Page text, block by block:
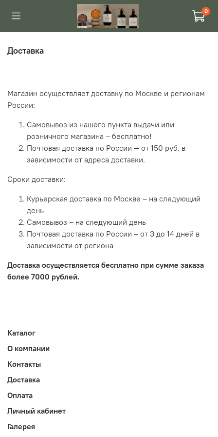
0
Доставка
Магазин осуществляет доставку по Москве и регионам
России:
Самовывоз из нашего пункта выдачи или
розничного магазина – бесплатно!
Почтовая доставка по России — от 150 руб. в
зависимости от адреса доставки.
Сроки доставки:
Курьерская доставка по Москве – на следующий
день
Самовывоз – на следующий день
Почтовая доставка по России – от 3 до 14 дней в
зависимости от региона
Доставка осуществляется бесплатно при сумме заказа
более 7000 рублей.
Каталог
О компании
Контакты
Доставка
Оплата
Личный кабинет
Галерея